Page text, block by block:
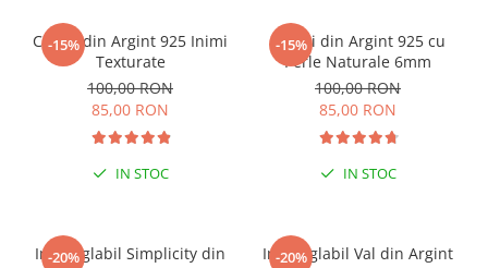
-15%
Cercei din Argint 925 Inimi
Texturate
100,00 RON
85,00 RON
IN STOC
-15%
Cercei din Argint 925 cu
Perle Naturale 6mm
100,00 RON
85,00 RON
IN STOC
-20%
Inel reglabil Simplicity din
-20%
Inel reglabil Val din Argint